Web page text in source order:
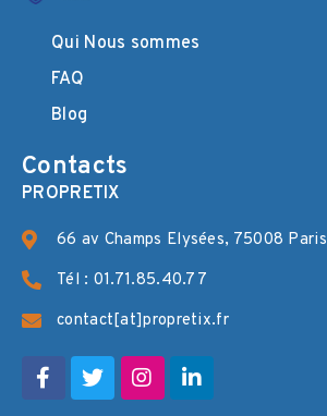
Qui Nous sommes
FAQ
Blog
Contacts
PROPRETIX
66 av Champs Elysées, 75008 Paris
Tél : 01.71.85.40.77
contact[at]propretix.fr